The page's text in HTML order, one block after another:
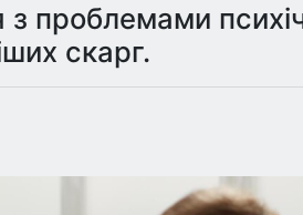
з проблемами
скарг.